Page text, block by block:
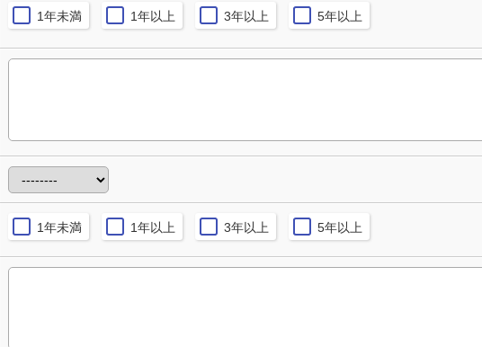
1年未満 1年以上 3年以上 5年以上
1年未満 1年以上 3年以上 5年以上